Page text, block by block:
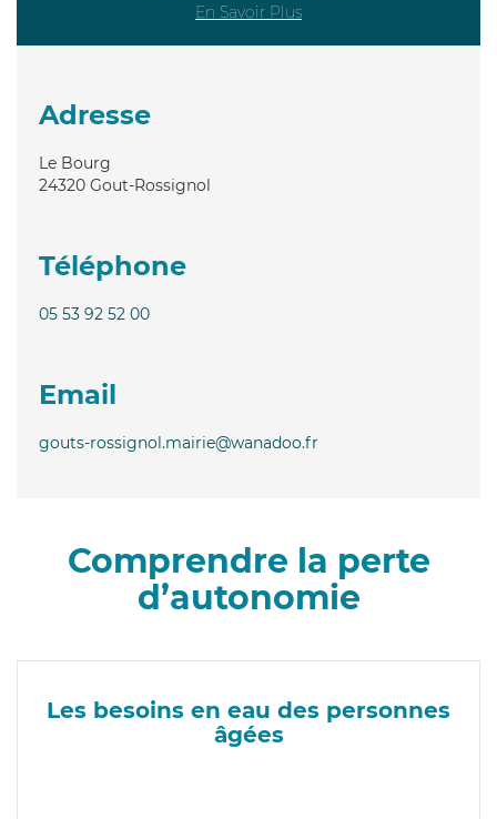
En Savoir Plus
Adresse
Le Bourg
24320 Gout-Rossignol
Téléphone
05 53 92 52 00
Email
gouts-rossignol.mairie@wanadoo.fr
Comprendre la perte
d’autonomie
Les besoins en eau des personnes
âgées